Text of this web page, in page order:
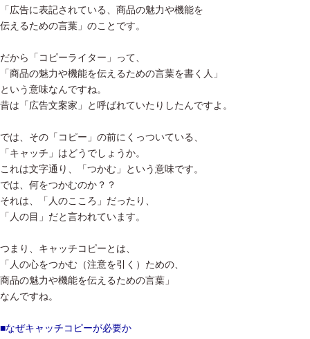
「広告に表記されている、商品の魅力や機能を
伝えるための言葉」のことです。
だから「コピーライター」って、
「商品の魅力や機能を伝えるための言葉を書く人」
という意味なんですね。
昔は「広告文案家」と呼ばれていたりしたんですよ。
では、その「コピー」の前にくっついている、
「キャッチ」はどうでしょうか。
これは文字通り、「つかむ」という意味です。
では、何をつかむのか？？
それは、「人のこころ」だったり、
「人の目」だと言われています。
つまり、キャッチコピーとは、
「人の心をつかむ（注意を引く）ための、
商品の魅力や機能を伝えるための言葉」
なんですね。
■なぜキャッチコピーが必要か